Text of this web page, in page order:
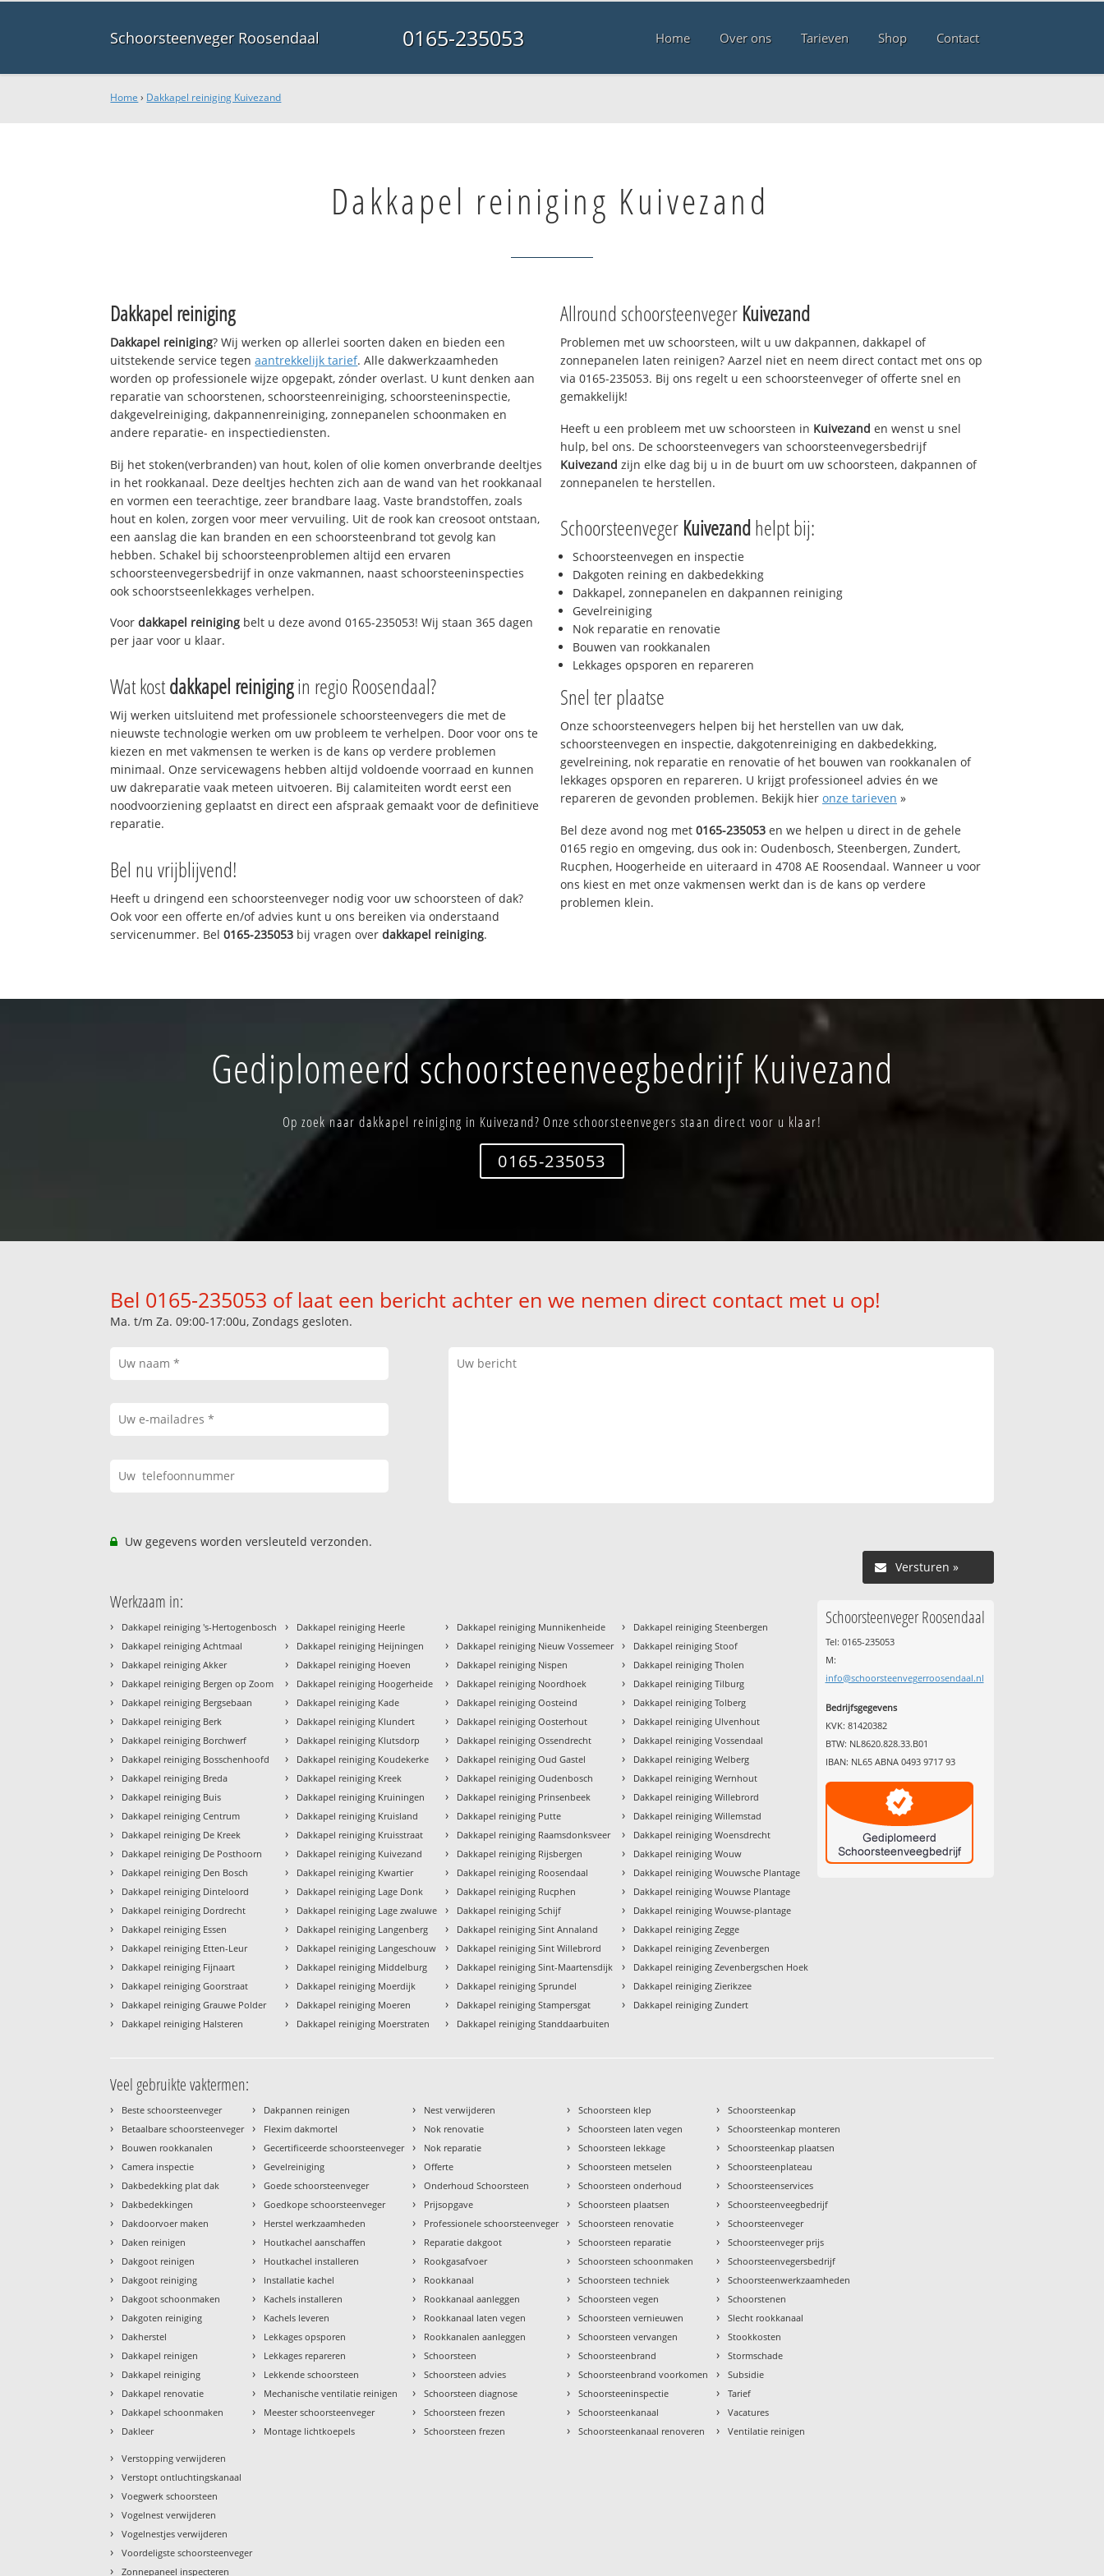
Schoorsteenveger Roosendaal 0165-235053 Home Over ons Tarieven Shop Contact
Home › Dakkapel reiniging Kuivezand
Dakkapel reiniging Kuivezand
Dakkapel reiniging
Dakkapel reiniging? Wij werken op allerlei soorten daken en bieden een
uitstekende service tegenaantrekkelijk tarief. Alle dakwerkzaamheden
worden op professionele wijze opgepakt, zónder overlast. U kunt denken aan
reparatie van schoorstenen, schoorsteenreiniging, schoorsteeninspectie,
dakgevelreiniging, dakpannenreiniging, zonnepanelen schoonmaken en
andere reparatie- en inspectiediensten.
Bij het stoken(verbranden) van hout, kolen of olie komen onverbrande deeltjes
in het rookkanaal. Deze deeltjes hechten zich aan de wand van het rookkanaal
en vormen een teerachtige, zeer brandbare laag. Vaste brandstoffen, zoals
hout en kolen, zorgen voor meer vervuiling. Uit de rook kan creosoot ontstaan,
een aanslag die kan branden en een schoorsteenbrand tot gevolg kan
hebben. Schakel bij schoorsteenproblemen altijd een ervaren
schoorsteenvegersbedrijf in onze vakmannen, naast schoorsteeninspecties
ook schoorstseenlekkages verhelpen.
Voordakkapel reiniging belt u deze avond 0165-235053! Wij staan 365 dagen
per jaar voor u klaar.
Wat kostdakkapel reinigingin regio Roosendaal?
Wij werken uitsluitend met professionele schoorsteenvegers die met de
nieuwste technologie werken om uw probleem te verhelpen. Door voor ons te
kiezen en met vakmensen te werken is de kans op verdere problemen
minimaal. Onze servicewagens hebben altijd voldoende voorraad en kunnen
uw dakreparatie vaak meteen uitvoeren. Bij calamiteiten wordt eerst een
noodvoorziening geplaatst en direct een afspraak gemaakt voor de definitieve
reparatie.
Bel nu vrijblijvend!
Heeft u dringend een schoorsteenveger nodig voor uw schoorsteen of dak?
Ook voor een offerte en/of advies kunt u ons bereiken via onderstaand
servicenummer. Bel0165-235053 bij vragen overdakkapel reiniging.
Allround schoorsteenveger Kuivezand
Problemen met uw schoorsteen, wilt u uw dakpannen, dakkapel of
zonnepanelen laten reinigen? Aarzel niet en neem direct contact met ons op
via 0165-235053. Bij ons regelt u een schoorsteenveger of offerte snel en
gemakkelijk!
Heeft u een probleem met uw schoorsteen in Kuivezand en wenst u snel
hulp, bel ons. De schoorsteenvegers van schoorsteenvegersbedrijf
Kuivezand zijn elke dag bij u in de buurt om uw schoorsteen, dakpannen of
zonnepanelen te herstellen.
Schoorsteenveger Kuivezandhelpt bij:
Schoorsteenvegen en inspectie
Dakgoten reining en dakbedekking
Dakkapel, zonnepanelen en dakpannen reiniging
Gevelreiniging
Nok reparatie en renovatie
Bouwen van rookkanalen
Lekkages opsporen en repareren
Snel ter plaatse
Onze schoorsteenvegers helpen bij het herstellen van uw dak,
schoorsteenvegen en inspectie, dakgotenreiniging en dakbedekking,
gevelreining, nok reparatie en renovatie of het bouwen van rookkanalen of
lekkages opsporen en repareren. U krijgt professioneel advies én we
repareren de gevonden problemen. Bekijk hier onze tarieven »
Bel deze avond nog met 0165-235053 en we helpen u direct in de gehele
0165 regio en omgeving, dus ook in: Oudenbosch, Steenbergen, Zundert,
Rucphen, Hoogerheide en uiteraard in 4708 AE Roosendaal. Wanneer u voor
ons kiest en met onze vakmensen werkt dan is de kans op verdere
problemen klein.
Gediplomeerd schoorsteenveegbedrijf Kuivezand
Op zoek naar dakkapel reiniging in Kuivezand? Onze schoorsteenvegers staan direct voor u klaar!
0165-235053
Bel 0165-235053 of laat een bericht achter en we nemen direct contact met u op!
Ma. t/m Za. 09:00-17:00u, Zondags gesloten.
Uw gegevens worden versleuteld verzonden.
Versturen »
Werkzaam in:
› Dakkapel reiniging 's-Hertogenbosch
› Dakkapel reiniging Achtmaal
› Dakkapel reiniging Akker
› Dakkapel reiniging Bergen op Zoom
› Dakkapel reiniging Bergsebaan
› Dakkapel reiniging Berk
› Dakkapel reiniging Borchwerf
› Dakkapel reiniging Bosschenhoofd
› Dakkapel reiniging Breda
› Dakkapel reiniging Buis
› Dakkapel reiniging Centrum
› Dakkapel reiniging De Kreek
› Dakkapel reiniging De Posthoorn
› Dakkapel reiniging Den Bosch
› Dakkapel reiniging Dinteloord
› Dakkapel reiniging Dordrecht
› Dakkapel reiniging Essen
› Dakkapel reiniging Etten-Leur
› Dakkapel reiniging Fijnaart
› Dakkapel reiniging Goorstraat
› Dakkapel reiniging Grauwe Polder
› Dakkapel reiniging Halsteren
› Dakkapel reiniging Heerle
› Dakkapel reiniging Heijningen
› Dakkapel reiniging Hoeven
› Dakkapel reiniging Hoogerheide
› Dakkapel reiniging Kade
› Dakkapel reiniging Klundert
› Dakkapel reiniging Klutsdorp
› Dakkapel reiniging Koudekerke
› Dakkapel reiniging Kreek
› Dakkapel reiniging Kruiningen
› Dakkapel reiniging Kruisland
› Dakkapel reiniging Kruisstraat
› Dakkapel reiniging Kuivezand
› Dakkapel reiniging Kwartier
› Dakkapel reiniging Lage Donk
› Dakkapel reiniging Lage zwaluwe
› Dakkapel reiniging Langenberg
› Dakkapel reiniging Langeschouw
› Dakkapel reiniging Middelburg
› Dakkapel reiniging Moerdijk
› Dakkapel reiniging Moeren
› Dakkapel reiniging Moerstraten
› Dakkapel reiniging Munnikenheide
› Dakkapel reiniging Nieuw Vossemeer
› Dakkapel reiniging Nispen
› Dakkapel reiniging Noordhoek
› Dakkapel reiniging Oosteind
› Dakkapel reiniging Oosterhout
› Dakkapel reiniging Ossendrecht
› Dakkapel reiniging Oud Gastel
› Dakkapel reiniging Oudenbosch
› Dakkapel reiniging Prinsenbeek
› Dakkapel reiniging Putte
› Dakkapel reiniging Raamsdonksveer
› Dakkapel reiniging Rijsbergen
› Dakkapel reiniging Roosendaal
› Dakkapel reiniging Rucphen
› Dakkapel reiniging Schijf
› Dakkapel reiniging Sint Annaland
› Dakkapel reiniging Sint Willebrord
› Dakkapel reiniging Sint-Maartensdijk
› Dakkapel reiniging Sprundel
› Dakkapel reiniging Stampersgat
› Dakkapel reiniging Standdaarbuiten
› Dakkapel reiniging Steenbergen
› Dakkapel reiniging Stoof
› Dakkapel reiniging Tholen
› Dakkapel reiniging Tilburg
› Dakkapel reiniging Tolberg
› Dakkapel reiniging Ulvenhout
› Dakkapel reiniging Vossendaal
› Dakkapel reiniging Welberg
› Dakkapel reiniging Wernhout
› Dakkapel reiniging Willebrord
› Dakkapel reiniging Willemstad
› Dakkapel reiniging Woensdrecht
› Dakkapel reiniging Wouw
› Dakkapel reiniging Wouwsche Plantage
› Dakkapel reiniging Wouwse Plantage
› Dakkapel reiniging Wouwse-plantage
› Dakkapel reiniging Zegge
› Dakkapel reiniging Zevenbergen
› Dakkapel reiniging Zevenbergschen Hoek
› Dakkapel reiniging Zierikzee
› Dakkapel reiniging Zundert
Schoorsteenveger Roosendaal
Tel: 0165-235053
M:
info@schoorsteenvegerroosendaal.nl
Bedrijfsgegevens
KVK: 81420382
BTW: NL8620.828.33.B01
IBAN: NL65 ABNA 0493 9717 93
Veel gebruikte vaktermen:
› Beste schoorsteenveger
› Betaalbare schoorsteenveger
› Bouwen rookkanalen
› Camera inspectie
› Dakbedekking plat dak
› Dakbedekkingen
› Dakdoorvoer maken
› Daken reinigen
› Dakgoot reinigen
› Dakgoot reiniging
› Dakgoot schoonmaken
› Dakgoten reiniging
› Dakherstel
› Dakkapel reinigen
› Dakkapel reiniging
› Dakkapel renovatie
› Dakkapel schoonmaken
› Dakleer
› Dakpannen reinigen
› Flexim dakmortel
› Gecertificeerde schoorsteenveger
› Gevelreiniging
› Goede schoorsteenveger
› Goedkope schoorsteenveger
› Herstel werkzaamheden
› Houtkachel aanschaffen
› Houtkachel installeren
› Installatie kachel
› Kachels installeren
› Kachels leveren
› Lekkages opsporen
› Lekkages repareren
› Lekkende schoorsteen
› Mechanische ventilatie reinigen
› Meester schoorsteenveger
› Montage lichtkoepels
› Nest verwijderen
› Nok renovatie
› Nok reparatie
› Offerte
› Onderhoud Schoorsteen
› Prijsopgave
› Professionele schoorsteenveger
› Reparatie dakgoot
› Rookgasafvoer
› Rookkanaal
› Rookkanaal aanleggen
› Rookkanaal laten vegen
› Rookkanalen aanleggen
› Schoorsteen
› Schoorsteen advies
› Schoorsteen diagnose
› Schoorsteen frezen
› Schoorsteen frezen
› Schoorsteen klep
› Schoorsteen laten vegen
› Schoorsteen lekkage
› Schoorsteen metselen
› Schoorsteen onderhoud
› Schoorsteen plaatsen
› Schoorsteen renovatie
› Schoorsteen reparatie
› Schoorsteen schoonmaken
› Schoorsteen techniek
› Schoorsteen vegen
› Schoorsteen vernieuwen
› Schoorsteen vervangen
› Schoorsteenbrand
› Schoorsteenbrand voorkomen
› Schoorsteeninspectie
› Schoorsteenkanaal
› Schoorsteenkanaal renoveren
› Schoorsteenkap
› Schoorsteenkap monteren
› Schoorsteenkap plaatsen
› Schoorsteenplateau
› Schoorsteenservices
› Schoorsteenveegbedrijf
› Schoorsteenveger
› Schoorsteenveger prijs
› Schoorsteenvegersbedrijf
› Schoorsteenwerkzaamheden
› Schoorstenen
› Slecht rookkanaal
› Stookkosten
› Stormschade
› Subsidie
› Tarief
› Vacatures
› Ventilatie reinigen
› Verstopping verwijderen
› Verstopt ontluchtingskanaal
› Voegwerk schoorsteen
› Vogelnest verwijderen
› Vogelnestjes verwijderen
› Voordeligste schoorsteenveger
› Zonnepaneel inspecteren